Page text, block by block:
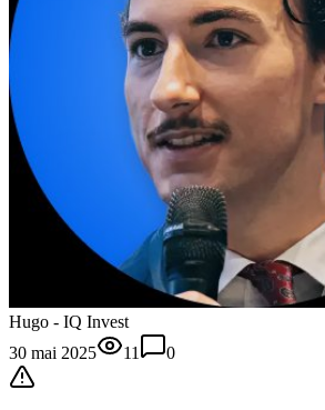
Hugo - IQ Invest
30 mai 2025
11 0